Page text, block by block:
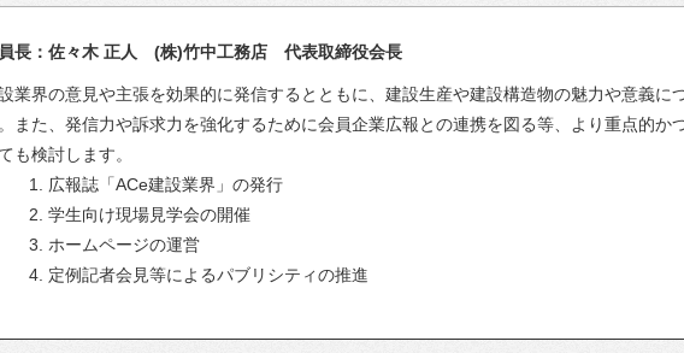
長：佐々木 正人 (株)竹中工務店 代表取締役会長
業界の意見や主張を効果的に発信するとともに、建設生産や建設構造物の魅力や意義に
また、発信力や訴求力を強化するために会員企業広報との連携を図る等、より重点的か
も検討します。
1. 広報誌「ACe建設業界」の発行
2. 学生向け現場見学会の開催
3. ホームページの運営
4. 定例記者会見等によるパブリシティの推進